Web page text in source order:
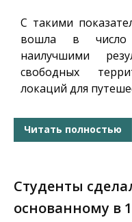
С такими
вошла в
наилучшими
свободных
локаций для
Читать полностью
Студенты
основанному в